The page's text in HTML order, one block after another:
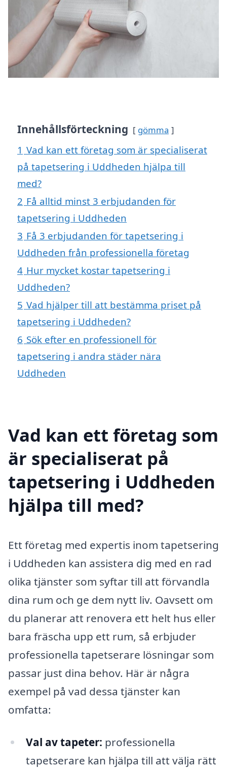
Innehållsförteckning gömma
1 Vad kan ett företag som är specialiserat
på tapetsering i Uddheden hjälpa till
med?
2 Få alltid minst 3 erbjudanden för
tapetsering i Uddheden
3 Få 3 erbjudanden för tapetsering i
Uddheden från professionella företag
4 Hur mycket kostar tapetsering i
Uddheden?
5 Vad hjälper till att bestämma priset på
tapetsering i Uddheden?
6 Sök efter en professionell för
tapetsering i andra städer nära
Uddheden
Vad kan ett företag som
är specialiserat på
tapetsering i Uddheden
hjälpa till med?
Ett företag med expertis inom tapetsering
i Uddheden kan assistera dig med en rad
olika tjänster som syftar till att förvandla
dina rum och ge dem nytt liv. Oavsett om
du planerar att renovera ett helt hus eller
bara fräscha upp ett rum, så erbjuder
professionella tapetserare lösningar som
passar just dina behov. Här är några
exempel på vad dessa tjänster kan
omfatta:
Val av tapeter: professionella
tapetserare kan hjälpa till att välja rätt